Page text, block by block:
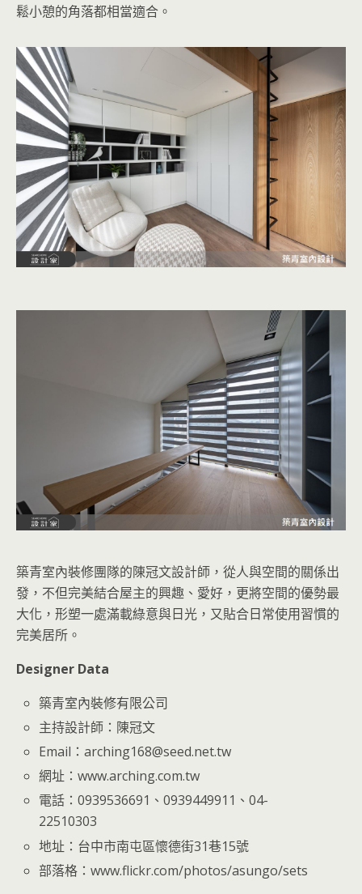
鬆小憩的角落都相當適合。
築青室內裝修團隊的陳冠文設計師，從人與空間的關係出
發，不但完美結合屋主的興趣、愛好，更將空間的優勢最
大化，形塑一處滿載綠意與日光，又貼合日常使用習慣的
完美居所。
Designer Data
築青室內裝修有限公司
主持設計師：陳冠文
Email：arching168@seed.net.tw
網址：www.arching.com.tw
電話：0939536691、0939449911、04-
22510303
地址：台中市南屯區懷德街31巷15號
部落格：www.flickr.com/photos/asungo/sets